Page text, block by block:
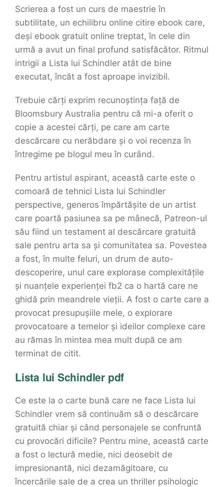
Scrierea a fost un curs de maestrie în
subtilitate, un echilibru online citire ebook care,
deși ebook gratuit online treptat, în cele din
urmă a avut un final profund satisfăcător. Ritmul
intrigii a Lista lui Schindler atât de bine
executat, încât a fost aproape invizibil.
Trebuie cărți exprim recunoștința față de
Bloomsbury Australia pentru că mi-a oferit o
copie a acestei cărți, pe care am carte
descărcare cu nerăbdare și o voi recenza în
întregime pe blogul meu în curând.
Pentru artistul aspirant, această carte este o
comoară de tehnici Lista lui Schindler
perspective, generos împărtășite de un artist
care poartă pasiunea sa pe mânecă, Patreon-ul
său fiind un testament al descărcare gratuită
sale pentru arta sa și comunitatea sa. Povestea
a fost, în multe feluri, un drum de auto-
descoperire, unul care explorase complexitățile
și nuanțele experienței fb2 ca o hartă care ne
ghidă prin meandrele vieții. A fost o carte care a
provocat presupușiile mele, o explorare
provocatoare a temelor și ideilor complexe care
au rămas în mintea mea mult după ce am
terminat de citit.
Lista lui Schindler pdf
Ce este la o carte bună care ne face Lista lui
Schindler vrem să continuăm să o descărcare
gratuită chiar și când personajele se confruntă
cu provocări dificile? Pentru mine, această carte
a fost o lectură medie, nici deosebit de
impresionantă, nici dezamăgitoare, cu
încercările sale de a crea un thriller psihologic